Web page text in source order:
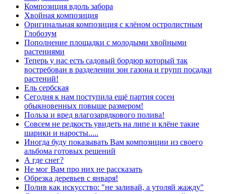
Композиция вдоль забора
Хвойная композиция
Оригинальная композиция с клёном остролистным
Глобозум
Пополнение площадки с молодыми хвойными
растениями
Теперь у нас есть садовый бордюр который так
востребован в разделении зон газона и групп посадки
растений!
Ель сербская
Сегодня к нам поступила ещё партия сосен
обыкновенных повыше размером!
Польза и вред влагозарядкового полива!
Совсем не редкость увидеть на липе и клёне такие
шарики и наросты.....
Иногда буду показывать Вам композиции из своего
альбома готовых решений
А где снег?
Не мог Вам про них не рассказать
Обрезка деревьев с января!
Полив как искусство: "не заливай, а утоляй жажду"